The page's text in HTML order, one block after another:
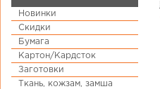
Новинки
Скидки
Бумага
Картон/Кардсток
Заготовки
Ткань, кожзам, замша